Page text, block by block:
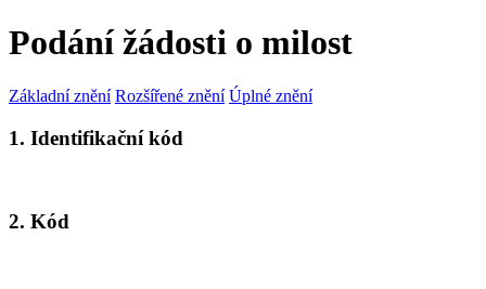
Podání žádosti o milost
Základní znění Rozšířené znění Úplné znění
1. Identifikační kód
2. Kód